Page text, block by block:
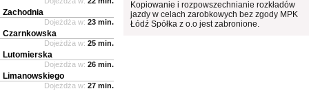
Kopiowanie i rozpowszechnianie rozkładów
jazdy w celach zarobkowych bez zgody MPK
Łódź Spółka z o.o jest zabronione.
Zachodnia
Dojeżdża w: 23 min.
Czarnkowska
Dojeżdża w: 25 min.
Lutomierska
Dojeżdża w: 26 min.
Limanowskiego
Dojeżdża w: 27 min.